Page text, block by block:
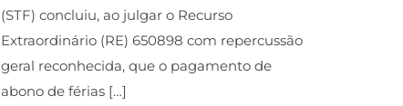
(STF) concluiu, ao julgar o Recurso
Extraordinário (RE) 650898 com repercussão
geral reconhecida, que o pagamento de
abono de férias […]